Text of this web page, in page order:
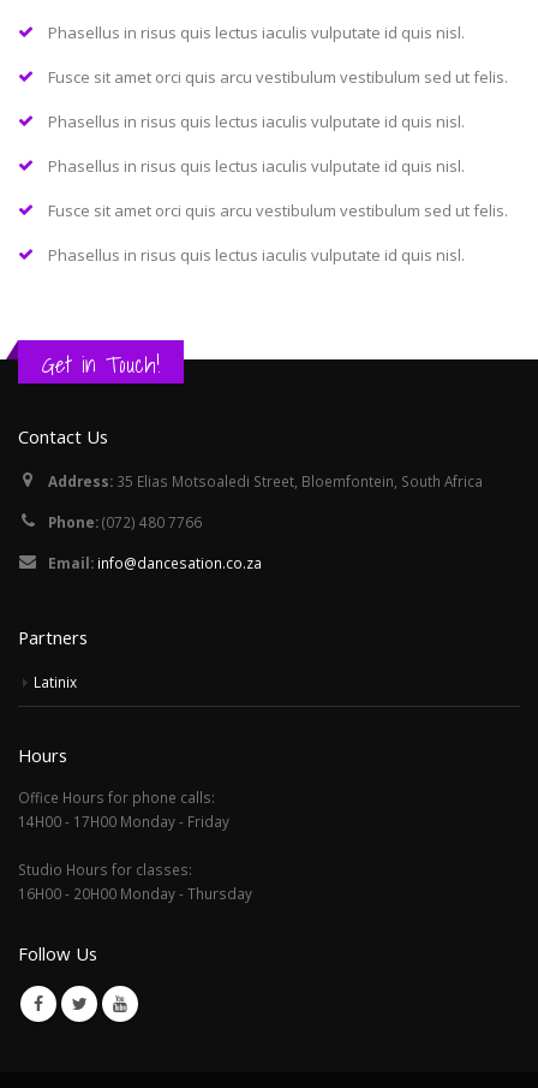
Phasellus in risus quis lectus iaculis vulputate id quis nisl.
Fusce sit amet orci quis arcu vestibulum vestibulum sed ut felis.
Phasellus in risus quis lectus iaculis vulputate id quis nisl.
Phasellus in risus quis lectus iaculis vulputate id quis nisl.
Fusce sit amet orci quis arcu vestibulum vestibulum sed ut felis.
Phasellus in risus quis lectus iaculis vulputate id quis nisl.
Get in Touch!
Contact Us
Address: 35 Elias Motsoaledi Street, Bloemfontein, South Africa
Phone:(072) 480 7766
Email: info@dancesation.co.za
Partners
Latinix
Hours
Office Hours for phone calls:
14H00 - 17H00 Monday - Friday
Studio Hours for classes:
16H00 - 20H00 Monday - Thursday
Follow Us